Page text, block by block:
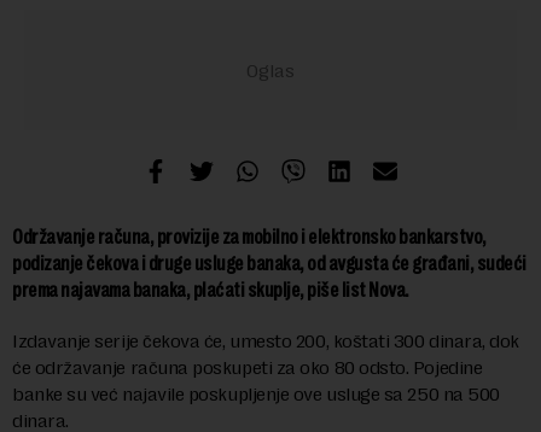
Održavanje računa, provizije za mobilno i elektronsko bankarstvo,
podizanje čekova i druge usluge banaka, od avgusta će građani, sudeći
prema najavama banaka, plaćati skuplje, piše list Nova.
Izdavanje serije čekova će, umesto 200, koštati 300 dinara, dok
će održavanje računa poskupeti za oko 80 odsto. Pojedine
banke su već najavile poskupljenje ove usluge sa 250 na 500
dinara.